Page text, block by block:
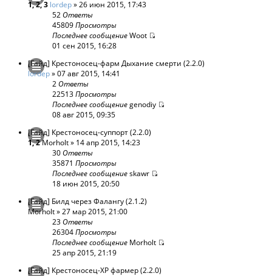
1,2,3 lordep» 26 июн 2015, 17:43
52Ответы
45809Просмотры
Последнее сообщениеWoot
01 сен 2015, 16:28
[Гайд] Крестоносец-фарм Дыхание смерти (2.2.0)
lordep» 07 авг 2015, 14:41
2Ответы
22513Просмотры
Последнее сообщениеgenodiy
08 авг 2015, 09:35
[Гайд] Крестоносец-суппорт (2.2.0)
1,2Morholt» 14 апр 2015, 14:23
30Ответы
35871 Просмотры
Последнее сообщениеskawr
18 июн 2015, 20:50
[Гайд] Билд через Фалангу (2.1.2)
Morholt» 27 мар 2015, 21:00
23Ответы
26304Просмотры
Последнее сообщение Morholt
25 апр 2015, 21:19
[Гайд] Крестоносец-XP фармер (2.2.0)